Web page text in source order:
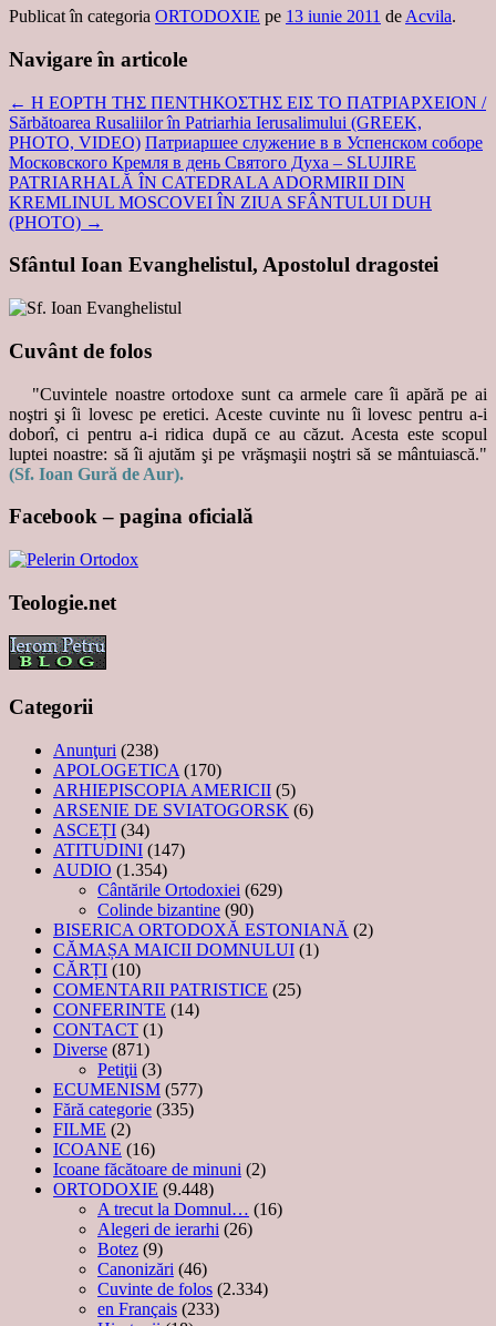
Publicat în categoria ORTODOXIE pe 13 iunie 2011 de Acvila.
Navigare în articole
← Η ΕΟΡΤΗ ΤΗΣ ΠΕΝΤΗΚΟΣΤΗΣ ΕΙΣ ΤΟ ΠΑΤΡΙΑΡΧΕΙΟΝ /
Sărbătoarea Rusaliilor în Patriarhia Ierusalimului (GREEK,
PHOTO, VIDEO) Патриаршее служение в в Успенском соборе
Московского Кремля в день Святого Духа – SLUJIRE
PATRIARHALĂ ÎN CATEDRALA ADORMIRII DIN
KREMLINUL MOSCOVEI ÎN ZIUA SFÂNTULUI DUH
(PHOTO) →
Sfântul Ioan Evanghelistul, Apostolul dragostei
Cuvânt de folos
"Cuvintele noastre ortodoxe sunt ca armele care îi apără pe ai
noştri şi îi lovesc pe eretici. Aceste cuvinte nu îi lovesc pentru a-i
doborî, ci pentru a-i ridica după ce au căzut. Acesta este scopul
luptei noastre: să îi ajutăm şi pe vrăşmaşii noştri să se mântuiască."
(Sf. Ioan Gură de Aur).
Facebook – pagina oficială
Teologie.net
Categorii
Anunţuri (238)
APOLOGETICA (170)
ARHIEPISCOPIA AMERICII (5)
ARSENIE DE SVIATOGORSK (6)
ASCEȚI (34)
ATITUDINI (147)
AUDIO (1.354)
Cântările Ortodoxiei (629)
Colinde bizantine (90)
BISERICA ORTODOXĂ ESTONIANĂ (2)
CĂMAȘA MAICII DOMNULUI (1)
CĂRȚI (10)
COMENTARII PATRISTICE (25)
CONFERINTE (14)
CONTACT (1)
Diverse (871)
Petiţii (3)
ECUMENISM (577)
Fără categorie (335)
FILME (2)
ICOANE (16)
Icoane făcătoare de minuni (2)
ORTODOXIE (9.448)
A trecut la Domnul… (16)
Alegeri de ierarhi (26)
Botez (9)
Canonizări (46)
Cuvinte de folos (2.334)
en Français (233)